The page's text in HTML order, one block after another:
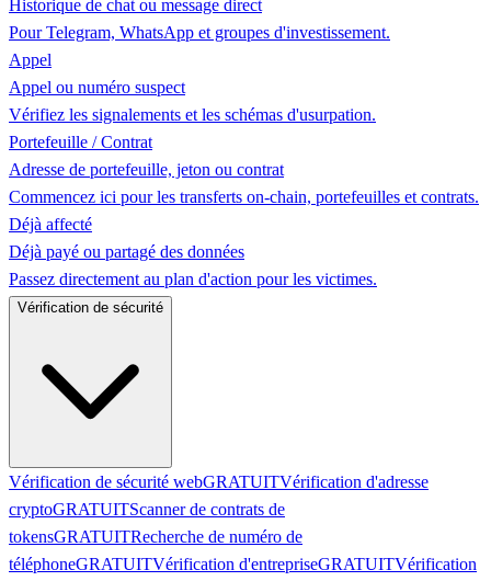
Historique de chat ou message direct
Pour Telegram, WhatsApp et groupes d'investissement.
Appel
Appel ou numéro suspect
Vérifiez les signalements et les schémas d'usurpation.
Portefeuille / Contrat
Adresse de portefeuille, jeton ou contrat
Commencez ici pour les transferts on-chain, portefeuilles et contrats.
Déjà affecté
Déjà payé ou partagé des données
Passez directement au plan d'action pour les victimes.
Vérification de sécurité
Vérification de sécurité webGRATUITVérification d'adresse
cryptoGRATUITScanner de contrats de
tokensGRATUITRecherche de numéro de
téléphoneGRATUITVérification d'entrepriseGRATUITVérification